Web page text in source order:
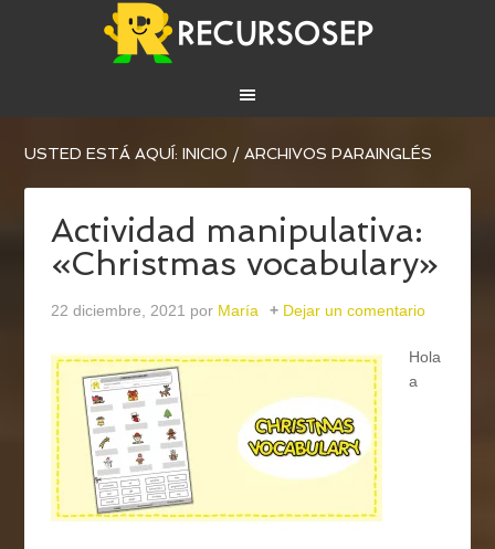
USTED ESTÁ AQUÍ:INICIO / ARCHIVOS PARAINGLÉS
Actividad manipulativa:
«Christmas vocabulary»
22 diciembre, 2021 por María Dejar un comentario
Hola
a